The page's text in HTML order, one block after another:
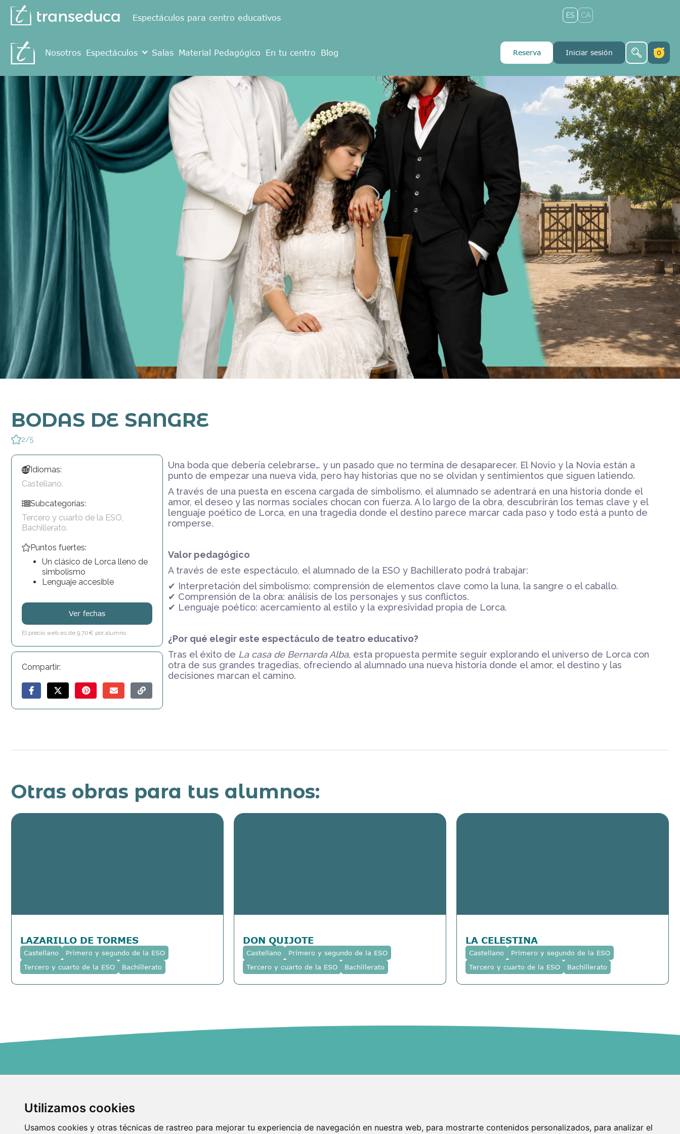
Utilizamos cookies
Usamos cookies y otras técnicas de rastreo para mejorar tu experiencia de navegación en nuestra web, para mostrarte contenidos personalizados, para analizar el
Espectáculos para centro educativos ES CA
Nosotros Espectáculos Salas Material Pedagógico En tu centro Blog Reserva Iniciar sesión 0
BODAS DE SANGRE
2/5
Idiomas:
Castellano.
Subcategorías:
Tercero y cuarto de la ESO,
Bachillerato.
Puntos fuertes:
Un clásico de Lorca lleno de
simbolismo
Lenguaje accesible
Ver fechas
El precio web es de 9,70€ por alumno.
Compartir:
Una boda que debería celebrarse… y un pasado que no termina de desaparecer. El Novio y la Novia están a
punto de empezar una nueva vida, pero hay historias que no se olvidan y sentimientos que siguen latiendo.
A través de una puesta en escena cargada de simbolismo, el alumnado se adentrará en una historia donde el
amor, el deseo y las normas sociales chocan con fuerza. A lo largo de la obra, descubrirán los temas clave y el
lenguaje poético de Lorca, en una tragedia donde el destino parece marcar cada paso y todo está a punto de
romperse.
Valor pedagógico
A través de este espectáculo, el alumnado de la ESO y Bachillerato podrá trabajar:
✔ Interpretación del simbolismo: comprensión de elementos clave como la luna, la sangre o el caballo.
✔ Comprensión de la obra: análisis de los personajes y sus conflictos.
✔ Lenguaje poético: acercamiento al estilo y la expresividad propia de Lorca.
¿Por qué elegir este espectáculo de teatro educativo?
Tras el éxito de La casa de Bernarda Alba, esta propuesta permite seguir explorando el universo de Lorca con
otra de sus grandes tragedias, ofreciendo al alumnado una nueva historia donde el amor, el destino y las
decisiones marcan el camino.
Otras obras para tus alumnos:
LAZARILLO DE TORMES
Castellano
Primero y segundo de la ESO
Tercero y cuarto de la ESO
Bachillerato
DON QUIJOTE
Castellano
Primero y segundo de la ESO
Tercero y cuarto de la ESO
Bachillerato
LA CELESTINA
Castellano
Primero y segundo de la ESO
Tercero y cuarto de la ESO
Bachillerato
C/ Doctor Martí i Julià, 53-55, 08940 Cornellá de
Teléfono: Teléfono:
Material pedagógico
Transeduca. ¿En qué puedo ayudarte